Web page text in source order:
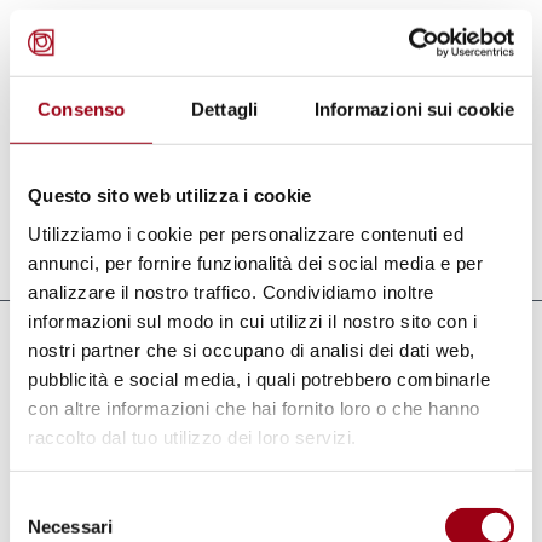
Consenso Dettagli Informazioni sui cookie
Questo sito web utilizza i cookie
Utilizziamo i cookie per personalizzare contenuti ed
annunci, per fornire funzionalità dei social media e per
analizzare il nostro traffico. Condividiamo inoltre
informazioni sul modo in cui utilizzi il nostro sito con i
nostri partner che si occupano di analisi dei dati web,
pubblicità e social media, i quali potrebbero combinarle
con altre informazioni che hai fornito loro o che hanno
raccolto dal tuo utilizzo dei loro servizi.
delNecessari
stata nominata Relatrice Speciale sulla
Violenza contro le donne, le sue cause e le
Aggiornato il: 12.01.2012
Collegamenti
OHCHR - Pagina sull'Italia
le sue conseguenze